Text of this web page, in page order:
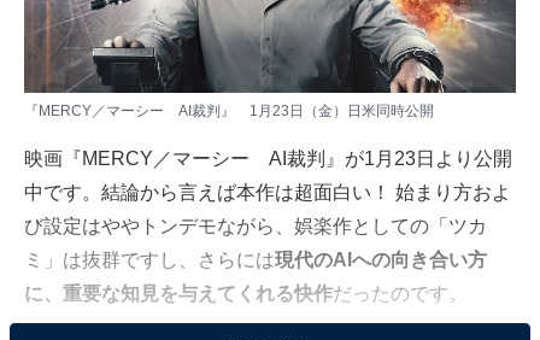
『MERCY／マーシー AI裁判』 1月23日（金）日米同時公開
映画『MERCY／マーシー AI裁判』が1月23日より公開
中です。結論から言えば本作は超面白い！ 始まり方およ
び設定はややトンデモながら、娯楽作としての「ツカ
ミ」は抜群ですし、さらには現代のAIへの向き合い方
に、重要な知見を与えてくれる快作だったのです。